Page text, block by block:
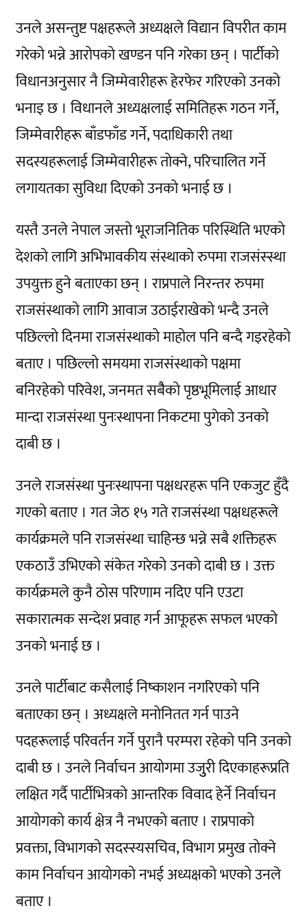
उनले असन्तुष्ट पक्षहरूले अध्यक्षले विद्यान विपरीत काम
गरेको भन्ने आरोपको खण्डन पनि गरेका छन् । पार्टीको
विधानअनुसार नै जिम्मेवारीहरू हेरफेर गरिएको उनको
भनाइ छ । विधानले अध्यक्षलाई समितिहरू गठन गर्ने,
जिम्मेवारीहरू बाँडफाँड गर्ने, पदाधिकारी तथा
सदस्यहरूलाई जिम्मेवारीहरू तोक्ने, परिचालित गर्ने
लगायतका सुविधा दिएको उनको भनाई छ ।
यस्तै उनले नेपाल जस्तो भूराजनितिक परिस्थिति भएको
देशको लागि अभिभावकीय संस्थाको रुपमा राजसंस्स्था
उपयुक्त हुने बताएका छन् । राप्रपाले निरन्तर रुपमा
राजसंस्थाको लागि आवाज उठाईराखेको भन्दै उनले
पछिल्लो दिनमा राजसंस्थाको माहोल पनि बन्दै गइरहेको
बताए । पछिल्लो समयमा राजसंस्थाको पक्षमा
बनिरहेको परिवेश, जनमत सबैैको पृष्ठभूमिलाई आधार
मान्दा राजसंस्था पुनःस्थापना निकटमा पुगेको उनको
दाबी छ ।
उनले राजसंस्था पुनःस्थापना पक्षधरहरू पनि एकजुट हुँदै
गएको बताए । गत जेठ १५ गते राजसंस्था पक्षधहरूले
कार्यक्रमले पनि राजसंस्था चाहिन्छ भन्ने सबै शक्तिहरू
एकठाउँ उभिएको संकेत गरेको उनको दाबी छ । उक्त
कार्यक्रमले कुनै ठोस परिणाम नदिए पनि एउटा
सकारात्मक सन्देश प्रवाह गर्न आफूहरू सफल भएको
उनको भनाई छ ।
उनले पार्टीबाट कसैलाई निष्काशन नगरिएको पनि
बताएका छन् । अध्यक्षले मनोनितत गर्न पाउने
पदहरूलाई परिवर्तन गर्ने पुरानै परम्परा रहेको पनि उनको
दाबी छ । उनले निर्वाचन आयोगमा उजुुरी दिएकाहरूप्रति
लक्षित गर्दै पार्टीभित्रको आन्तरिक विवाद हेर्ने निर्वाचन
आयोगको कार्य क्षेत्र नै नभएको बताए । राप्रपाको
प्रवक्ता, विभागको सदस्स्यसचिव, विभाग प्रमुख तोक्ने
काम निर्वाचन आयोगको नभई अध्यक्षको भएको उनले
बताए ।